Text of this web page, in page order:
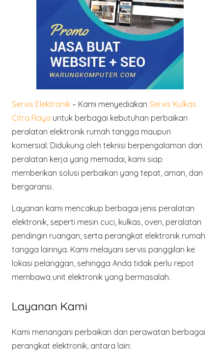
Servis Elektronik – Kami menyediakan Servis Kulkas
Citra Raya untuk berbagai kebutuhan perbaikan
peralatan elektronik rumah tangga maupun
komersial. Didukung oleh teknisi berpengalaman dan
peralatan kerja yang memadai, kami siap
memberikan solusi perbaikan yang tepat, aman, dan
bergaransi.
Layanan kami mencakup berbagai jenis peralatan
elektronik, seperti mesin cuci, kulkas, oven, peralatan
pendingin ruangan, serta perangkat elektronik rumah
tangga lainnya. Kami melayani servis panggilan ke
lokasi pelanggan, sehingga Anda tidak perlu repot
membawa unit elektronik yang bermasalah.
Layanan Kami
Kami menangani perbaikan dan perawatan berbagai
perangkat elektronik, antara lain: